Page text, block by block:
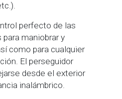
perfecto de las
maniobrar y
como para cualquier
El perseguidor
desde el exterior
inalámbrico.